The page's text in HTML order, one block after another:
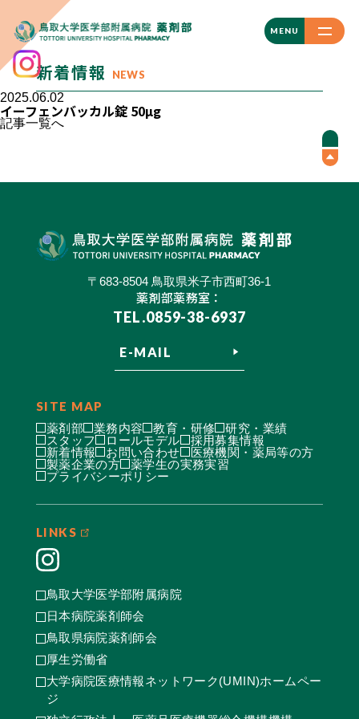
MENU
CLOSE
新着情報 NEWS
2025.06.02
イーフェンバッカル錠 50µg
記事一覧へ
〒683-8504 鳥取県米子市西町36-1
薬剤部薬務室：
TEL.0859-38-6937
E-MAIL
SITE MAP
薬剤部 業務内容 教育・研修
研究・業績
スタッフ
ロールモデル
採用募集情報
新着情報
お問い合わせ
医療機関・薬局等の方
製薬企業の方
薬学生の実務実習
プライバシーポリシー
LINKS
鳥取大学医学部附属病院
日本病院薬剤師会
鳥取県病院薬剤師会
厚生労働省
大学病院医療情報ネットワーク(UMIN)ホームペー
ジ